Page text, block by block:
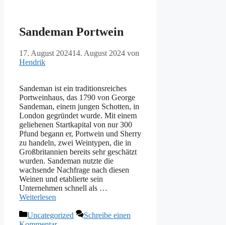
Sandeman Portwein
17. August 202414. August 2024 von
Hendrik
Sandeman ist ein traditionsreiches
Portweinhaus, das 1790 von George
Sandeman, einem jungen Schotten, in
London gegründet wurde. Mit einem
geliehenen Startkapital von nur 300
Pfund begann er, Portwein und Sherry
zu handeln, zwei Weintypen, die in
Großbritannien bereits sehr geschätzt
wurden. Sandeman nutzte die
wachsende Nachfrage nach diesen
Weinen und etablierte sein
Unternehmen schnell als …
Weiterlesen
Kategorien
Uncategorized
Schreibe einen